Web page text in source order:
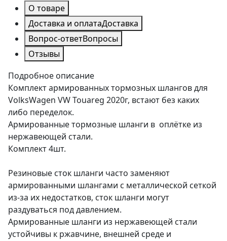
О товаре
Доставка и оплатаДоставка
Вопрос-ответВопросы
Отзывы
Подробное описание
Комплект армированных тормозных шлангов для
VolksWagen VW Touareg 2020г, встают без каких
либо переделок.
Армированные тормозные шланги в оплётке из
нержавеющей стали.
Комплект 4шт.
Резиновые сток шланги часто заменяют
армированными шлангами с металлической сеткой
из-за их недостатков, сток шланги могут
раздуваться под давлением.
Армированные шланги из нержавеющей стали
устойчивы к ржавчине, внешней среде и